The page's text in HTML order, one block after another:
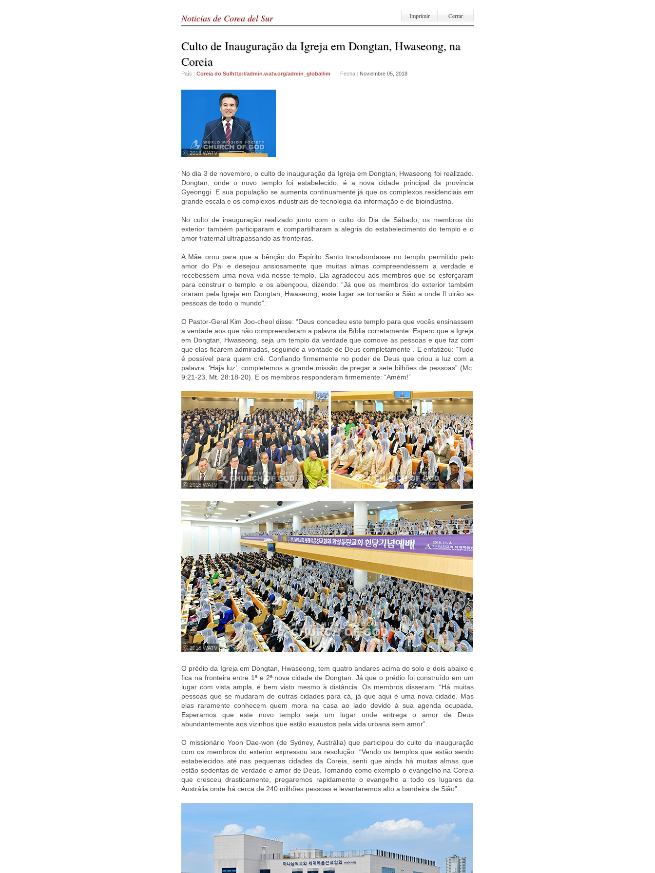
Noticias de Corea del Sur Imprimir Cerrar
Culto de Inauguração da Igreja em Dongtan, Hwaseong, na
Coreia
País | Coreia do Sulhttp://admin.watv.org/admin_global/im Fecha | Noviembre 05, 2018
ⓒ 2018 WATV
No dia 3 de novembro, o culto de inauguração da Igreja em Dongtan, Hwaseong foi realizado.
Dongtan, onde o novo templo foi estabelecido, é a nova cidade principal da província
Gyeonggi. E sua população se aumenta continuamente já que os complexos residenciais em
grande escala e os complexos industriais de tecnologia da informação e de bioindústria.
No culto de inauguração realizado junto com o culto do Dia de Sábado, os membros do
exterior também participaram e compartilharam a alegria do estabelecimento do templo e o
amor fraternal ultrapassando as fronteiras.
A Mãe orou para que a bênção do Espírito Santo transbordasse no templo permitido pelo
amor do Pai e desejou ansiosamente que muitas almas compreendessem a verdade e
recebessem uma nova vida nesse templo. Ela agradeceu aos membros que se esforçaram
para construir o templo e os abençoou, dizendo: “Já que os membros do exterior também
oraram pela Igreja em Dongtan, Hwaseong, esse lugar se tornarão a Sião a onde fl uirão as
pessoas de todo o mundo”.
O Pastor-Geral Kim Joo-cheol disse: “Deus concedeu este templo para que vocês ensinassem
a verdade aos que não compreenderam a palavra da Bíblia corretamente. Espero que a Igreja
em Dongtan, Hwaseong, seja um templo da verdade que comove as pessoas e que faz com
que elas ficarem admiradas, seguindo a vontade de Deus completamente”. E enfatizou: “Tudo
é possível para quem crê. Confiando firmemente no poder de Deus que criou a luz com a
palavra: ‘Haja luz’, completemos a grande missão de pregar a sete bilhões de pessoas” (Mc.
9:21-23, Mt. 28:18-20). E os membros responderam firmemente: “Amém!”
ⓒ 2018 WATV
ⓒ 2018 WATV
O prédio da Igreja em Dongtan, Hwaseong, tem quatro andares acima do solo e dois abaixo e
fica na fronteira entre 1ª e 2ª nova cidade de Dongtan. Já que o prédio foi construído em um
lugar com vista ampla, é bem visto mesmo à distância. Os membros disseram: “Há muitas
pessoas que se mudaram de outras cidades para cá, já que aqui é uma nova cidade. Mas
elas raramente conhecem quem mora na casa ao lado devido à sua agenda ocupada.
Esperamos que este novo templo seja um lugar onde entrega o amor de Deus
abundantemente aos vizinhos que estão exaustos pela vida urbana sem amor”.
O missionário Yoon Dae-won (de Sydney, Austrália) que participou do culto da inauguração
com os membros do exterior expressou sua resolução: “Vendo os templos que estão sendo
estabelecidos até nas pequenas cidades da Coreia, senti que ainda há muitas almas que
estão sedentas de verdade e amor de Deus. Tomando como exemplo o evangelho na Coreia
que cresceu drasticamente, pregaremos rapidamente o evangelho a todo os lugares da
Austrália onde há cerca de 240 milhões pessoas e levantaremos alto a bandeira de Sião”.